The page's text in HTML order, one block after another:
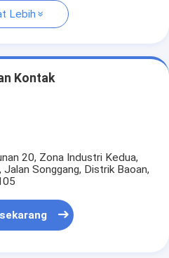
Lebih
Kontak
20, Zona Industri Kedua,
Songgang, Distrik Baoan,